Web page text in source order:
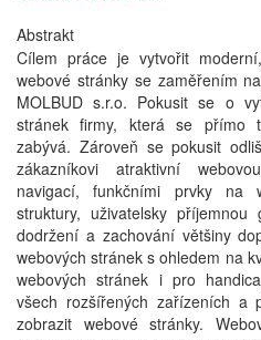
Abstrakt
Cílem práce je vytvořit
webové stránky se zaměřením
MOLBUD s.r.o. Pokusit se o
stránek firmy, která se přímo
zabývá. Zároveň se pokusit
zákazníkovi atraktivní
navigací, funkčními prvky na
struktury, uživatelsky
dodržení a zachování většiny
webových stránek s ohledem na
webových stránek i pro
všech rozšířených zařízeních a
zobrazit webové stránky.